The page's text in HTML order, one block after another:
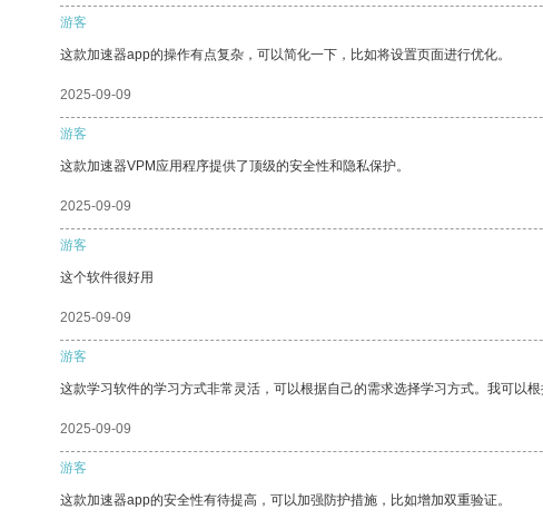
游客
这款加速器app的操作有点复杂，可以简化一下，比如将设置页面进行优化。
2025-09-09
游客
这款加速器VPM应用程序提供了顶级的安全性和隐私保护。
2025-09-09
游客
这个软件很好用
2025-09-09
游客
这款学习软件的学习方式非常灵活，可以根据自己的需求选择学习方式。我可以根
2025-09-09
游客
这款加速器app的安全性有待提高，可以加强防护措施，比如增加双重验证。